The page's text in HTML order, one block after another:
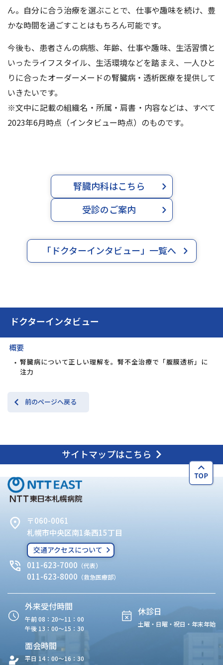
ドクターインタビュー
概要
腎臓病について正しい理解を。腎不全治療で「腹膜透析」に
注力
前のページへ戻る
ん。自分に合う治療を選ぶことで、仕事や趣味を続け、豊
かな時間を過ごすことはもちろん可能です。
今後も、患者さんの病態、年齢、仕事や趣味、生活習慣と
いったライフスタイル、生活環境などを踏まえ、一人ひと
りに合ったオーダーメードの腎臓病・透析医療を提供して
いきたいです。
※文中に記載の組織名・所属・肩書・内容などは、すべて
2023年6月時点（インタビュー時点）のものです。
腎臓内科はこちら
受診のご案内
「ドクターインタビュー」一覧へ
サイトマップはこちら
〒060-0061
札幌市中央区南1条西15丁目
交通アクセスについて
011-623-7000 （代表）
011-623-8000 （救急医療部）
外来受付時間
午前 08：20〜11：00
午後 13：00〜15：30
休診日
土曜・日曜・祝日・年末年始
面会時間
平日 14：00〜16：30